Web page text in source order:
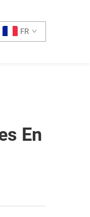
FR
En